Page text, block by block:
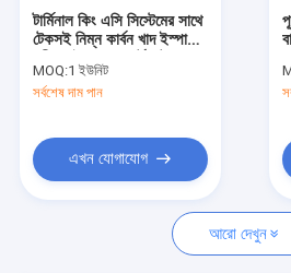
যোগাযোগ করুন
উদ্ধৃতির জন্য আবেদন
বিমানবন্দর Apron বাস
টার্মিনাল কিং এসি সিস্টেমের সাথে
টেকসই নিম্ন কার্বন খাদ ইস্পাত
MOQ:1 ইউনিট
সর্বশেষ দাম পান
এখন যোগাযোগ
আরো দেখুন